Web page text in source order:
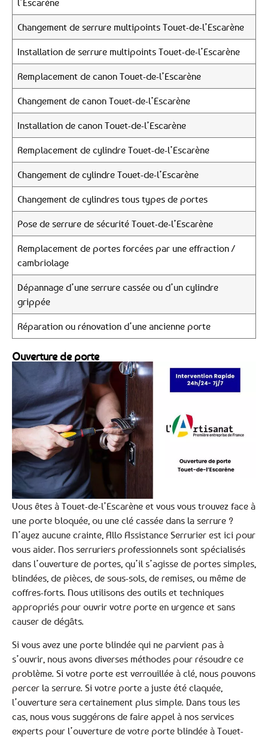
l’Escarène
Changement de serrure multipoints Touet-de-l’Escarène
Installation de serrure multipoints Touet-de-l’Escarène
Remplacement de canon Touet-de-l’Escarène
Changement de canon Touet-de-l’Escarène
Installation de canon Touet-de-l’Escarène
Remplacement de cylindre Touet-de-l’Escarène
Changement de cylindre Touet-de-l’Escarène
Changement de cylindres tous types de portes
Pose de serrure de sécurité Touet-de-l’Escarène
Remplacement de portes forcées par une effraction /
cambriolage
Dépannage d’une serrure cassée ou d’un cylindre
grippée
Réparation ou rénovation d’une ancienne porte
Ouverture de porte
Vous êtes à Touet-de-l’Escarène et vous vous trouvez face à
une porte bloquée, ou une clé cassée dans la serrure ?
N’ayez aucune crainte, Allo Assistance Serrurier est ici pour
vous aider. Nos serruriers professionnels sont spécialisés
dans l’ouverture de portes, qu’il s’agisse de portes simples,
blindées, de pièces, de sous-sols, de remises, ou même de
coffres-forts. Nous utilisons des outils et techniques
appropriés pour ouvrir votre porte en urgence et sans
causer de dégâts.
Si vous avez une porte blindée qui ne parvient pas à
s’ouvrir, nous avons diverses méthodes pour résoudre ce
problème. Si votre porte est verrouillée à clé, nous pouvons
percer la serrure. Si votre porte a juste été claquée,
l’ouverture sera certainement plus simple. Dans tous les
cas, nous vous suggérons de faire appel à nos services
experts pour l’ouverture de votre porte blindée à Touet-